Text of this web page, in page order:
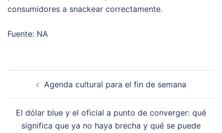
consumidores a snackear correctamente.
Fuente: NA
navigationAgenda cultural para el fin de semana
El dólar blue y el oficial a punto de converger: qué
significa que ya no haya brecha y qué se puede